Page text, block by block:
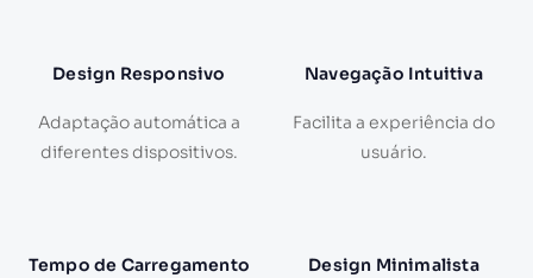
Design Responsivo
Adaptação automática a
diferentes dispositivos.
Navegação Intuitiva
Facilita a experiência do
usuário.
Tempo de Carregamento
Design Minimalista